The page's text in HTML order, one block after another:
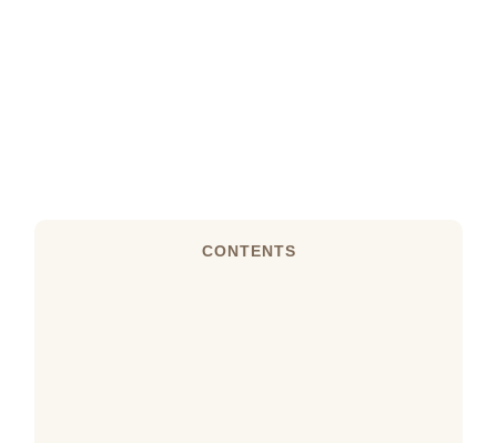
CONTENTS